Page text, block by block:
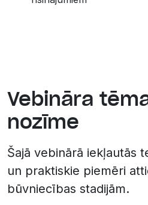
Vebināra
nozīme
Šajā vebinārā iekļautās
un praktiskie piemēri
būvniecības stadijām.